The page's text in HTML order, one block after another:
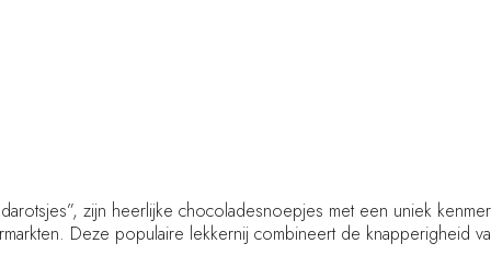
zijn heerlijke chocoladesnoepjes met een uniek
Deze populaire lekkernij combineert de knapperigheid